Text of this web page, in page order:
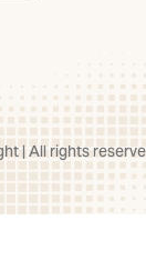
| All rights